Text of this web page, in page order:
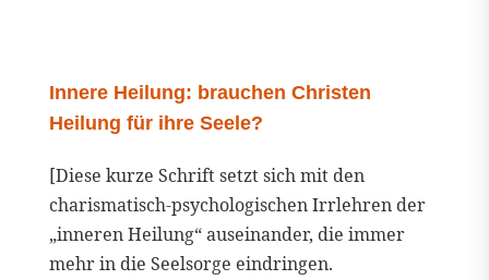
Innere Heilung: brauchen Christen
Heilung für ihre Seele?
[Diese kurze Schrift setzt sich mit den
charismatisch-psychologischen Irrlehren der
„inneren Heilung“ auseinander, die immer
mehr in die Seelsorge eindringen.